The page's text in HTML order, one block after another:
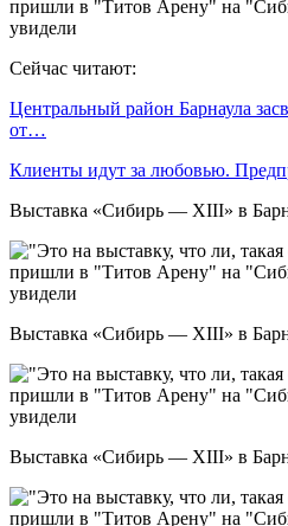
Сейчас читают:
Центральный район Барнаула
от…
Клиенты идут за любовью.
Выставка «Сибирь — XIII» в
Выставка «Сибирь — XIII» в
Выставка «Сибирь — XIII» в